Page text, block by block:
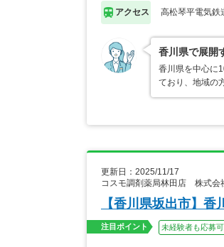
アクセス 高松琴平電気鉄
香川県で展開
香川県を中心に
ており、地域の
更新日：2025/11/17
コスモ調剤薬局林田店 株式会
【香川県坂出市】
注目ポイント 未経験者も応募